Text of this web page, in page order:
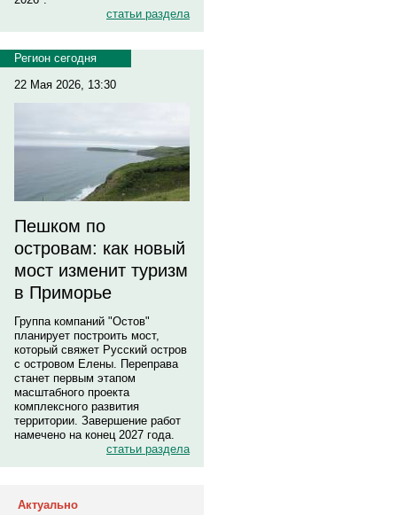
статьи раздела
Регион сегодня
22 Мая 2026, 13:30
Пешком по
островам: как новый
мост изменит туризм
в Приморье
Группа компаний "Остов"
планирует построить мост,
который свяжет Русский остров
с островом Елены. Переправа
станет первым этапом
масштабного проекта
комплексного развития
территории. Завершение работ
намечено на конец 2027 года.
статьи раздела
Актуально